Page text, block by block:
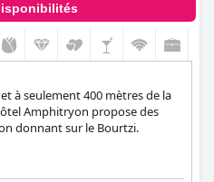
à seulement 400 mètres de la
Amphitryon propose des
donnant sur le Bourtzi.